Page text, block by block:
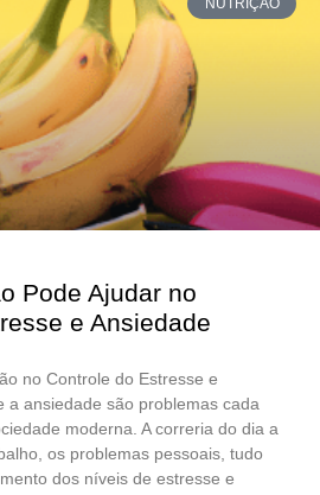
NUTRIÇÃO
Pode Ajudar no
e Ansiedade
no Controle do Estresse e
a ansiedade são problemas cada
moderna. A correria do dia a
os problemas pessoais, tudo
dos níveis de estresse e